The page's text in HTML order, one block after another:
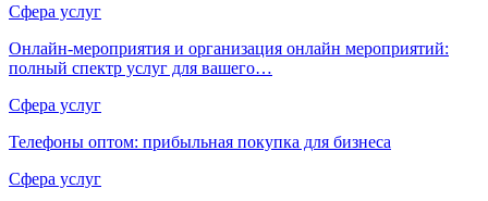
Сфера услуг
Онлайн-мероприятия и организация онлайн мероприятий:
полный спектр услуг для вашего…
Сфера услуг
Телефоны оптом: прибыльная покупка для бизнеса
Сфера услуг